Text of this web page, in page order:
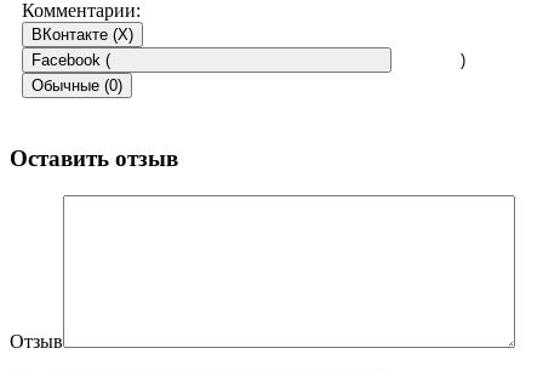
Комментарии:
ВКонтакте (X)
Facebook (
)
Обычные (0)
Оставить отзыв
Отзыв